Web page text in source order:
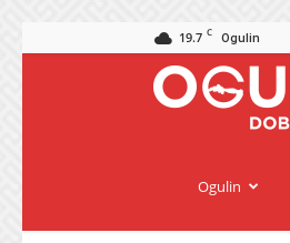
19.7 C Ogulin
Ogulin